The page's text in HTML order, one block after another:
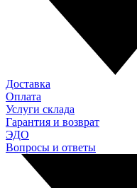
Доставка
Оплата
Услуги склада
Гарантия и возврат
ЭДО
Вопросы и ответы